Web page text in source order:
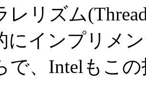
レリズム
にインプリメ
で、Intelもこ